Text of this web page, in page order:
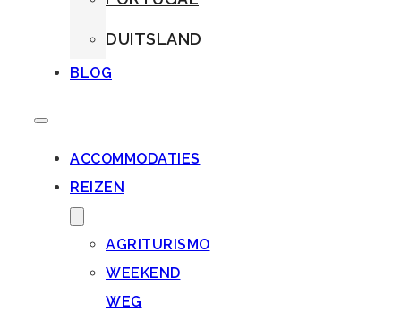
DUITSLAND
BLOG
ACCOMMODATIES
REIZEN
AGRITURISMO
WEEKEND
WEG